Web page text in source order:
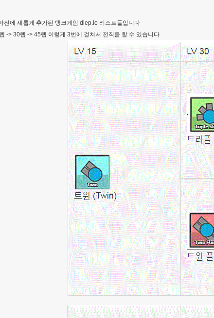
전에 새롭게 추가된 탱크게임 diep.io 리스트들입니다
-> 30렙 -> 45렙 이렇게 3번에 걸쳐서 전직을 할 수 있습니다